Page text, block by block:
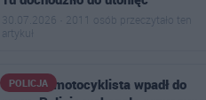
30.07.2026 · 2011 osób przeczytało ten
artykuł
POLICJA
50-letni motocyklista wpadł do